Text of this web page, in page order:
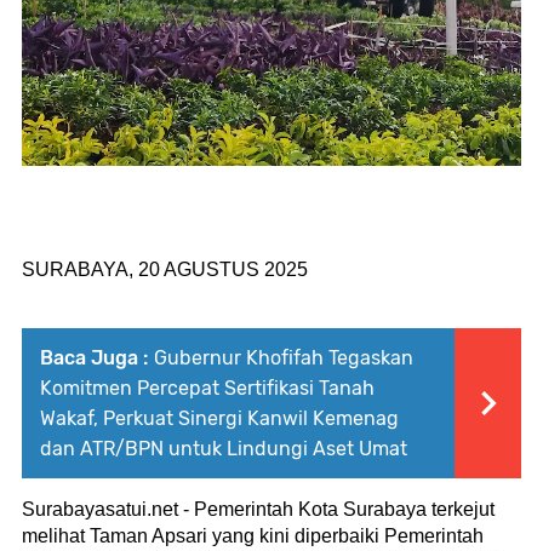
SURABAYA, 20 AGUSTUS 2025
Baca Juga : Gubernur Khofifah Tegaskan
Komitmen Percepat Sertifikasi Tanah
Wakaf, Perkuat Sinergi Kanwil Kemenag
dan ATR/BPN untuk Lindungi Aset Umat
Surabayasatui.net - Pemerintah Kota Surabaya terkejut
melihat Taman Apsari yang kini diperbaiki Pemerintah